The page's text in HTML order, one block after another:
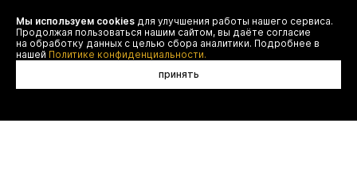
Я даю согласие на сбор, обработку и хранение моих
персональных данных (имя, email, телефон) для получения
рекламных и информационных рассылок от ООО 'БТ
Юнайтед', а также ознакомлен(а) с
Политикой конфиденциальности
Мы используем cookies для улучшения работы нашего сервиса.
Продолжая пользоваться нашим сайтом, вы даёте согласие
на обработку данных с целью сбора аналитики. Подробнее в
нашей Политике конфиденциальности.
принять